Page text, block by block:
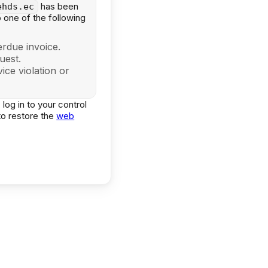
has been
one of the following
invoice.
violation or
in to your control
restore theweb